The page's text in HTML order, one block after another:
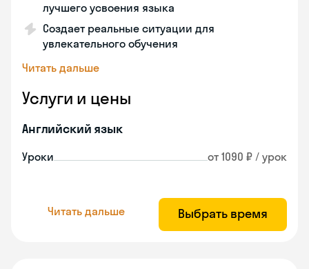
лучшего усвоения языка
Создает реальные ситуации для
увлекательного обучения
Читать дальше
Услуги и цены
Английский язык
Уроки от 1090 ₽ / урок
Читать дальше Выбрать время